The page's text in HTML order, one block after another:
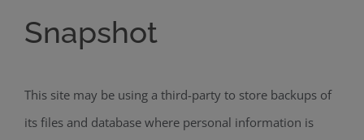
Snapshot
This site may be using a third-party to store backups of
its files and database where personal information is